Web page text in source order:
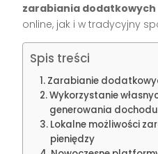
zarabiania
online, jak i w tradycyjny
Spis treści
Zarabianie
Wykorzystanie
generowania dochodu
Lokalne możliwości
pieniędzy